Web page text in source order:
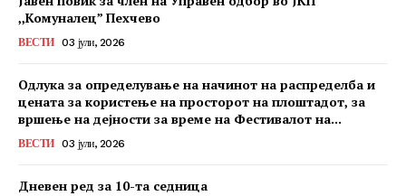
,,Комуналец” Пехчево
ВЕСТИ 03 јули, 2026
Одлука за определување на начинот на распределба и
цената за користење на просторот на плоштадот, за
вршење на дејности за време на Фестивалот на...
ВЕСТИ 03 јули, 2026
Дневен ред за 10-та седница